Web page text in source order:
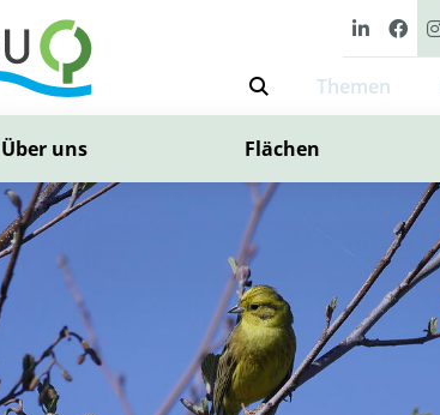
Themen
Über uns Flächen